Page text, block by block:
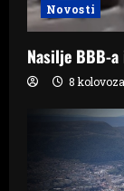
Novosti
Nasilje BBB-
8